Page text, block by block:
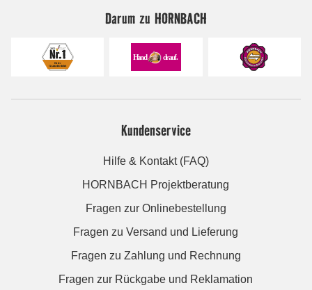
Darum zu HORNBACH
Kundenservice
Hilfe & Kontakt (FAQ)
HORNBACH Projektberatung
Fragen zur Onlinebestellung
Fragen zu Versand und Lieferung
Fragen zu Zahlung und Rechnung
Fragen zur Rückgabe und Reklamation